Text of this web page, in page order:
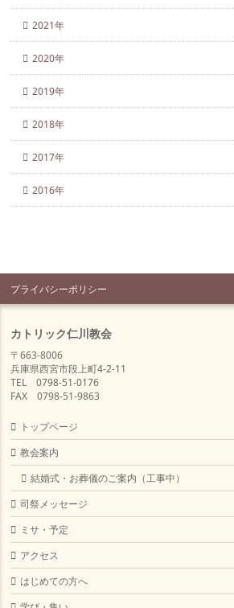
2021年
2020年
2019年
2018年
2017年
2016年
プライバシーポリシー
カトリック仁川教会
〒663-8006
兵庫県西宮市段上町4-2-11
TEL 0798-51-0176
FAX 0798-51-9863
トップページ
教会案内
結婚式・お葬儀のご案内（工事中）
司祭メッセージ
ミサ・予定
アクセス
はじめての方へ